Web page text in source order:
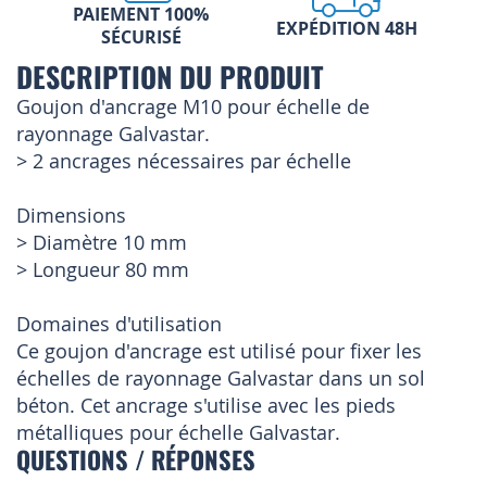
PAIEMENT 100%
SÉCURISÉ
EXPÉDITION 48H
DESCRIPTION DU PRODUIT
Goujon d'ancrage M10 pour échelle de
rayonnage Galvastar.
> 2 ancrages nécessaires par échelle
Dimensions
> Diamètre 10 mm
> Longueur 80 mm
Domaines d'utilisation
Ce goujon d'ancrage est utilisé pour fixer les
échelles de rayonnage Galvastar dans un sol
béton. Cet ancrage s'utilise avec les pieds
métalliques pour échelle Galvastar.
QUESTIONS / RÉPONSES